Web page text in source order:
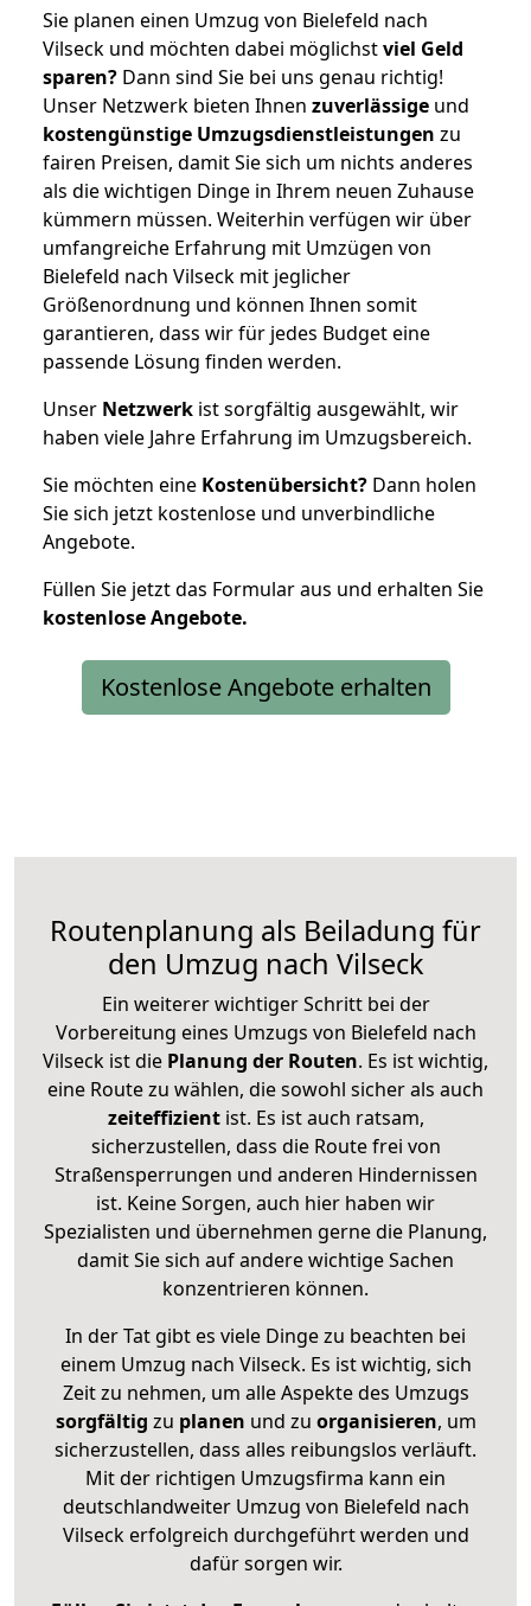
Sie planen einen Umzug von Bielefeld nach
Vilseck und möchten dabei möglichstviel Geld
sparen? Dann sind Sie bei uns genau richtig!
Unser Netzwerk bieten Ihnen zuverlässige und
kostengünstige Umzugsdienstleistungen zu
fairen Preisen, damit Sie sich um nichts anderes
als die wichtigen Dinge in Ihrem neuen Zuhause
kümmern müssen. Weiterhin verfügen wir über
umfangreiche Erfahrung mit Umzügen von
Bielefeld nach Vilseck mit jeglicher
Größenordnung und können Ihnen somit
garantieren, dass wir für jedes Budget eine
passende Lösung finden werden.
Unser Netzwerk ist sorgfältig ausgewählt, wir
haben viele Jahre Erfahrung im Umzugsbereich.
Sie möchten eine Kostenübersicht? Dann holen
Sie sich jetzt kostenlose und unverbindliche
Angebote.
Füllen Sie jetzt das Formular aus und erhalten Sie
kostenloseAngebote.
Kostenlose Angebote erhalten
Routenplanung als Beiladung für
den Umzug nach Vilseck
Ein weiterer wichtiger Schritt bei der
Vorbereitung eines Umzugs von Bielefeld nach
Vilseck ist die Planung der Routen. Es ist wichtig,
eine Route zu wählen, die sowohl sicher als auch
zeiteffizientist. Es ist auch ratsam,
sicherzustellen, dass die Route frei von
Straßensperrungen und anderen Hindernissen
ist. Keine Sorgen, auch hier haben wir
Spezialisten und übernehmen gerne die Planung,
damit Sie sich auf andere wichtige Sachen
konzentrieren können.
In der Tat gibt es viele Dinge zu beachten bei
einem Umzug nach Vilseck. Es ist wichtig, sich
Zeit zu nehmen, um alle Aspekte des Umzugs
sorgfältig zu planen und zu organisieren, um
sicherzustellen, dass alles reibungslos verläuft.
Mit der richtigen Umzugsfirma kann ein
deutschlandweiter Umzug von Bielefeld nach
Vilseck erfolgreich durchgeführt werden und
dafür sorgen wir.